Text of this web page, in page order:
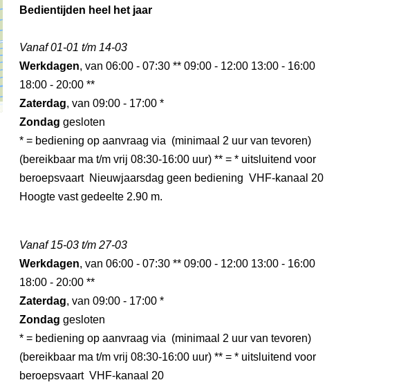
Bedientijden heel het jaar
Vanaf 01-01 t/m 14-03
Werkdagen, van 06:00 - 07:30 ** 09:00 - 12:00 13:00 - 16:00
18:00 - 20:00 **
Zaterdag, van 09:00 - 17:00 *
Zondag gesloten
* = bediening op aanvraag via (minimaal 2 uur van tevoren)
(bereikbaar ma t/m vrij 08:30-16:00 uur) ** = * uitsluitend voor
beroepsvaart Nieuwjaarsdag geen bediening VHF-kanaal 20
Hoogte vast gedeelte 2.90 m.
Vanaf 15-03 t/m 27-03
Werkdagen, van 06:00 - 07:30 ** 09:00 - 12:00 13:00 - 16:00
18:00 - 20:00 **
Zaterdag, van 09:00 - 17:00 *
Zondag gesloten
* = bediening op aanvraag via (minimaal 2 uur van tevoren)
(bereikbaar ma t/m vrij 08:30-16:00 uur) ** = * uitsluitend voor
beroepsvaart VHF-kanaal 20